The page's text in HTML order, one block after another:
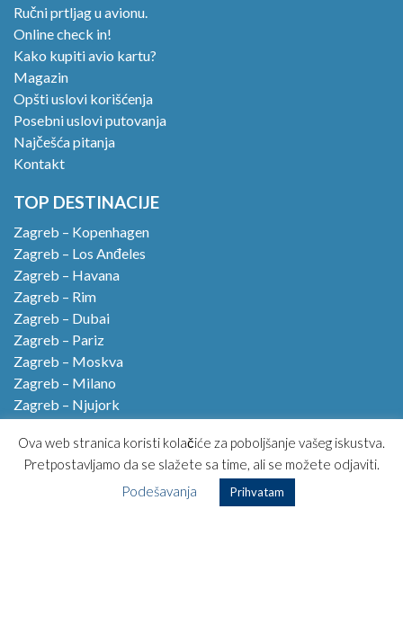
Ručni prtljag u avionu.
Online check in!
Kako kupiti avio kartu?
Magazin
Opšti uslovi korišćenja
Posebni uslovi putovanja
Najčešća pitanja
Kontakt
TOP DESTINACIJE
Zagreb – Kopenhagen
Zagreb – Los Anđeles
Zagreb – Havana
Zagreb – Rim
Zagreb – Dubai
Zagreb – Pariz
Zagreb – Moskva
Zagreb – Milano
Zagreb – Njujork
Zagreb – Amsterdam
Zagreb – Lisabon
Ova web stranica koristi kolačiće za poboljšanje vašeg iskustva.
Pretpostavljamo da se slažete sa time, ali se možete odjaviti.
Podešavanja
Prihvatam